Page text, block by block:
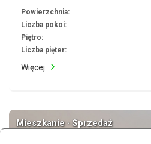
Powierzchnia:
Liczba pokoi:
Piętro:
Liczba pięter:
Więcej
Mieszkanie · Sprzedaż